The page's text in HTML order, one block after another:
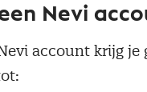
Nevi
account krijg je